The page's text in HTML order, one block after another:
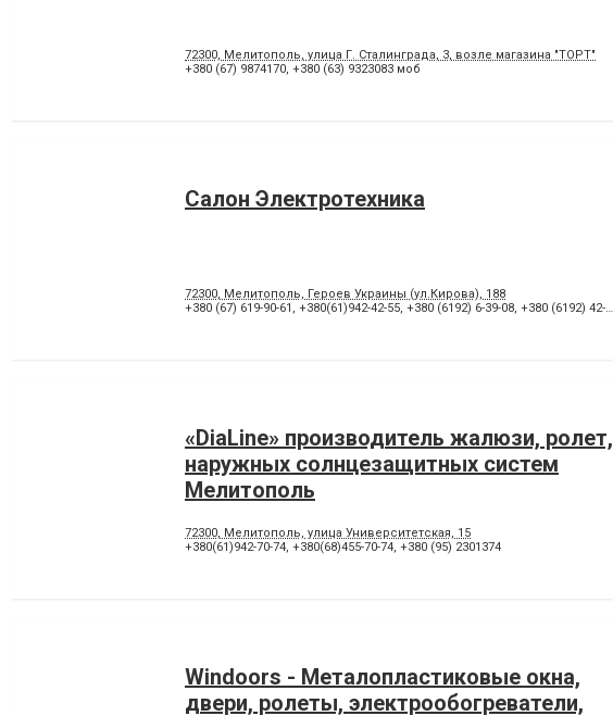
72300, Мелитополь, улица Г. Сталинграда, 3, возле магазина "ТОРТ"
+380 (67) 9874170, +380 (63) 9323083 моб
Салон Электротехника
72300, Мелитополь, Героев Украины (ул.Кирова), 188
+380 (67) 619-90-61 , +380(61)942-42-55, +380 (6192) 6-39-08, +380 (6192) 42-66-99 факс
«DiaLine» производитель жалюзи, ролет,
наружных солнцезащитных систем
Мелитополь
72300, Мелитополь, улица Университетская, 15
+380(61)942-70-74, +380(68)455-70-74, +380 (95) 2301374
Windoors - Металопластиковые окна,
двери, ролеты, электрообогреватели,